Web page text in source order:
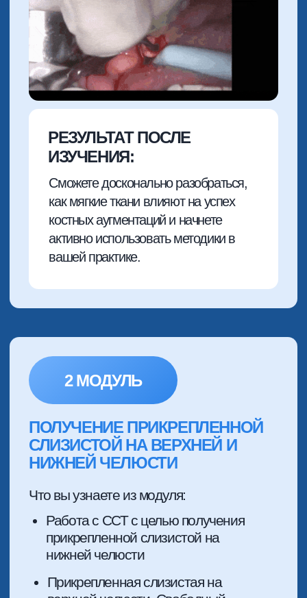
Обретете в ваш арсенал методику,
которая просто незаменима при
аугментации во фронте, чтобы
РЕЗУЛЬТАТ ПОСЛЕ
НЕБНЫЙ РОТАЦИОННЫЙ
ЛОСКУТ НА НОЖКЕ
Что вы узнаете из модуля:
Показания и противопоказания к
работе с небным ротационным
лоскутом
Протокол формирования лоскута на
ножке для защиты зоны
аугментации
мануальные навыки для отработки
методики
Осложнения при работе ротационным
лоскутом. Что делать, если что-то
пошло не так?